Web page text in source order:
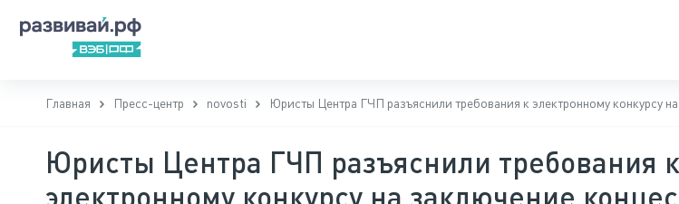
Главная Пресс-центр novosti Юристы Центра ГЧП разъяснили требования к электронному конкурсу
Юристы Центра ГЧП разъяснили требования к
электронному конкурсу на заключение